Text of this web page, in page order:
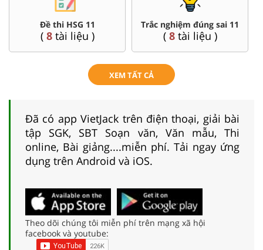
Đề thi HSG 11
( 8tài liệu )
Trắc nghiệm đúng sai 11
( 8tài liệu )
XEM TẤT CẢ
Đã có app VietJack trên điện thoại, giải bài
tập SGK, SBT Soạn văn, Văn mẫu, Thi
online, Bài giảng....miễn phí. Tải ngay ứng
dụng trên Android và iOS.
Theo dõi chúng tôi miễn phí trên mạng xã hội
facebook và youtube: